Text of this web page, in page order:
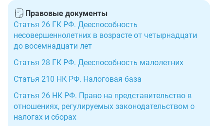
Правовые документы
Статья 26 ГК РФ. Дееспособность
несовершеннолетних в возрасте от четырнадцати
до восемнадцати лет
Статья 28 ГК РФ. Дееспособность малолетних
Статья 210 НК РФ. Налоговая база
Статья 26 НК РФ. Право на представительство в
отношениях, регулируемых законодательством о
налогах и сборах